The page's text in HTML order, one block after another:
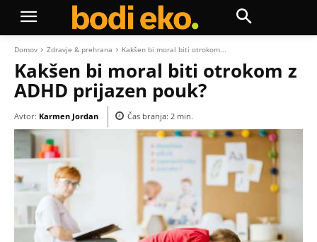
Domov Zdravje & prehrana Kakšen bi moral biti otrokom...
Kakšen bi moral biti otrokom z
ADHD prijazen pouk?
Avtor: Karmen Jordan Čas branja: 2 min.